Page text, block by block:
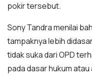
pokir tersebut.
Sony Tandra menilai
tampaknya lebih
tidak suka dari OPD
pada dasar hukum